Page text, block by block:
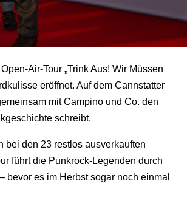
Air-Tour „Trink Aus! Wir Müssen
eröffnet. Auf dem Cannstatter
mit Campino und Co. den
schreibt.
bei den 23 restlos ausverkauften
führt die Punkrock-Legenden durch
bevor es im Herbst sogar noch einmal